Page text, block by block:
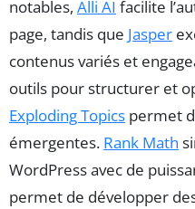
notables, Alli AI facilite
page, tandis que Jasper
contenus variés et
outils pour structurer et
Exploding Topics permet
émergentes. Rank Math
WordPress avec de
permet de développer